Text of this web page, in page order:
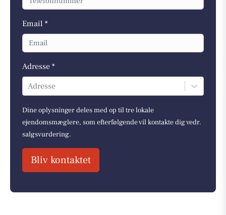
Email *
Adresse *
Adresse
Dine oplysninger deles med op til tre lokale
ejendomsmæglere, som efterfølgende vil kontakte dig vedr.
salgsvurdering.
Bliv kontaktet